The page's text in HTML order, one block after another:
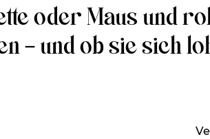
oder Maus und
– und ob sie sich